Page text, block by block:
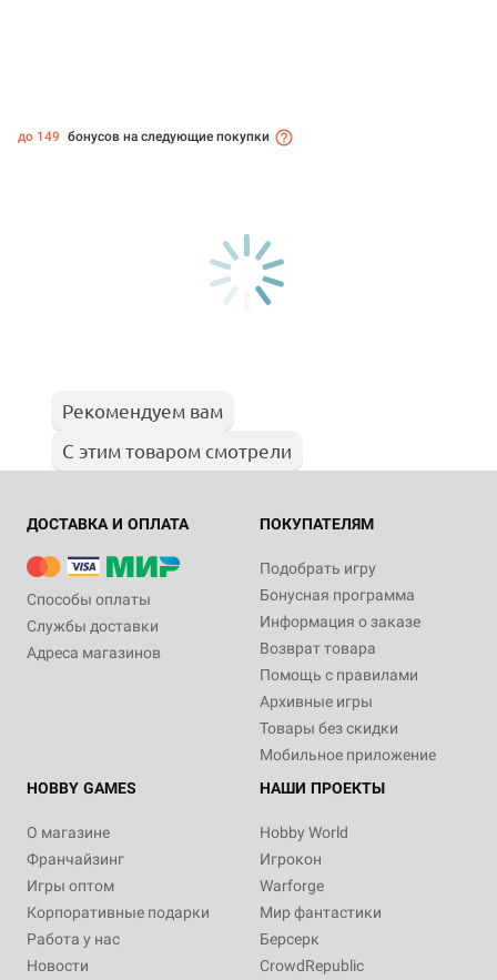
до 149 бонусов на следующие покупки
Рекомендуем вам
С этим товаром смотрели
ДОСТАВКА И ОПЛАТА
Способы оплаты
Службы доставки
Адреса магазинов
ПОКУПАТЕЛЯМ
Подобрать игру
Бонусная программа
Информация о заказе
Возврат товара
Помощь с правилами
Архивные игры
Товары без скидки
Мобильное приложение
HOBBY GAMES
О магазине
Франчайзинг
Игры оптом
Корпоративные подарки
Работа у нас
Новости
НАШИ ПРОЕКТЫ
Hobby World
Игрокон
Warforge
Мир фантастики
Берсерк
CrowdRepublic